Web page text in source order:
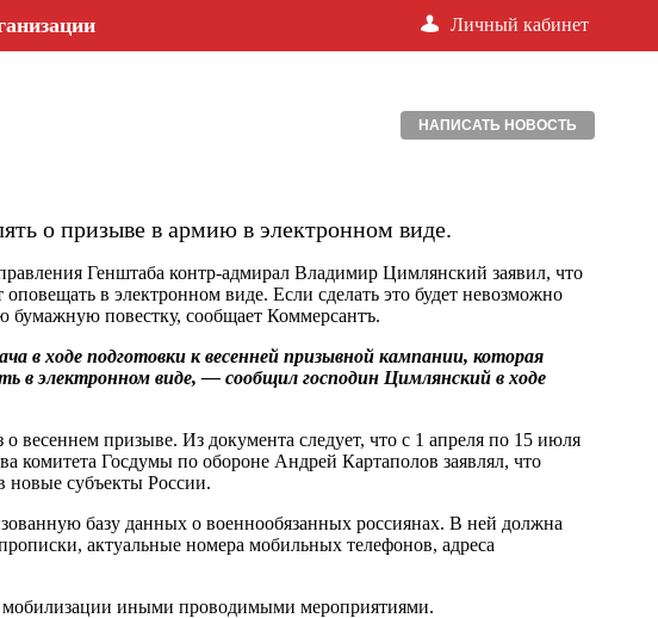
Личный кабинет
НАПИСАТЬ НОВОСТЬ
о призыве в армию в электронном виде.
Генштаба контр-адмирал Владимир Цимлянский заявил, что
в электронном виде. Если сделать это будет невозможно
повестку, сообщает Коммерсантъ.
в ходе подготовки к весенней призывной кампании, которая
в электронном виде, — сообщил господин Цимлянский в ходе
весеннем призыве. Из документа следует, что с 1 апреля по 15 июля
комитета Госдумы по обороне Андрей Картаполов заявлял, что
новые субъекты России.
базу данных о военнообязанных россиянах. В ней должна
актуальные номера мобильных телефонов, адреса
мобилизации иными проводимыми мероприятиями.